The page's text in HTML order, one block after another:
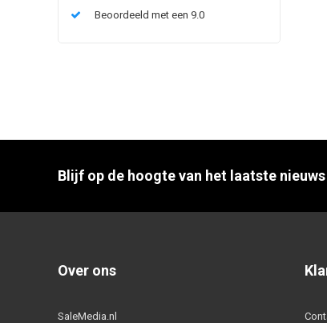
Beoordeeld met een 9.0
Blijf op de hoogte van het laatste
Over ons
SaleMedia.nl